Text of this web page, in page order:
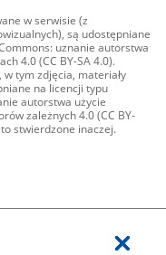
w serwisie (z
są udostępniane
uznanie autorstwa
4.0 (CC BY-SA 4.0).
tym zdjęcia, materiały
na licencji typu
autorstwa użycie
zależnych 4.0 (CC BY-
stwierdzone inaczej.